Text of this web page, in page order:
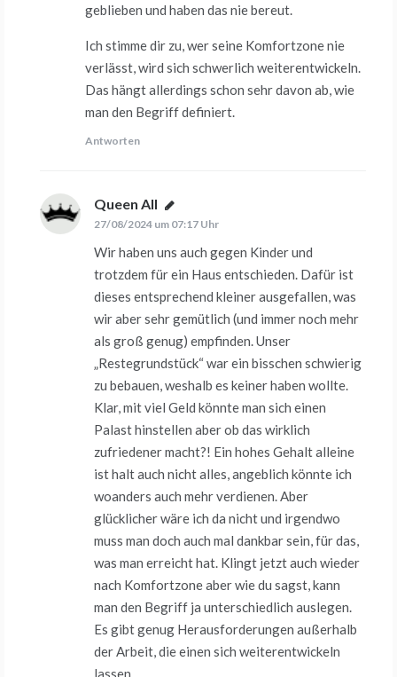
geblieben und haben das nie bereut.
Ich stimme dir zu, wer seine Komfortzone nie
verlässt, wird sich schwerlich weiterentwickeln.
Das hängt allerdings schon sehr davon ab, wie
man den Begriff definiert.
Antworten
Queen All sagt:
27/08/2024 um 07:17 Uhr
Wir haben uns auch gegen Kinder und
trotzdem für ein Haus entschieden. Dafür ist
dieses entsprechend kleiner ausgefallen, was
wir aber sehr gemütlich (und immer noch mehr
als groß genug) empfinden. Unser
„Restegrundstück“ war ein bisschen schwierig
zu bebauen, weshalb es keiner haben wollte.
Klar, mit viel Geld könnte man sich einen
Palast hinstellen aber ob das wirklich
zufriedener macht?! Ein hohes Gehalt alleine
ist halt auch nicht alles, angeblich könnte ich
woanders auch mehr verdienen. Aber
glücklicher wäre ich da nicht und irgendwo
muss man doch auch mal dankbar sein, für das,
was man erreicht hat. Klingt jetzt auch wieder
nach Komfortzone aber wie du sagst, kann
man den Begriff ja unterschiedlich auslegen.
Es gibt genug Herausforderungen außerhalb
der Arbeit, die einen sich weiterentwickeln
lassen.